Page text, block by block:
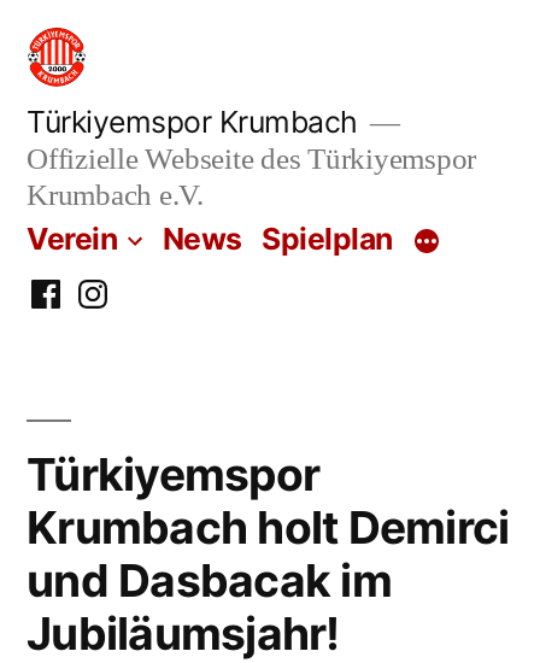
Zum
Inhalt
springen
Türkiyemspor Krumbach
Offizielle Webseite des Türkiyemspor
Krumbach e.V.
Verein News Spielplan
FacebookInstagram
Türkiyemspor
Krumbach holt Demirci
und Dasbacak im
Jubiläumsjahr!